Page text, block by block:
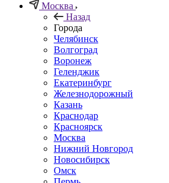
Москва
Назад
Города
Челябинск
Волгоград
Воронеж
Геленджик
Екатеринбург
Железнодорожный
Казань
Краснодар
Красноярск
Москва
Нижний Новгород
Новосибирск
Омск